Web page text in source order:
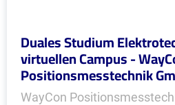
Duales Studium
virtuellen Campus -
Positionsmesstechnik
WayCon